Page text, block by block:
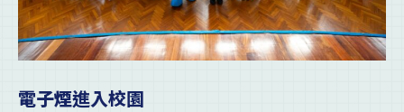
電子煙進入校園